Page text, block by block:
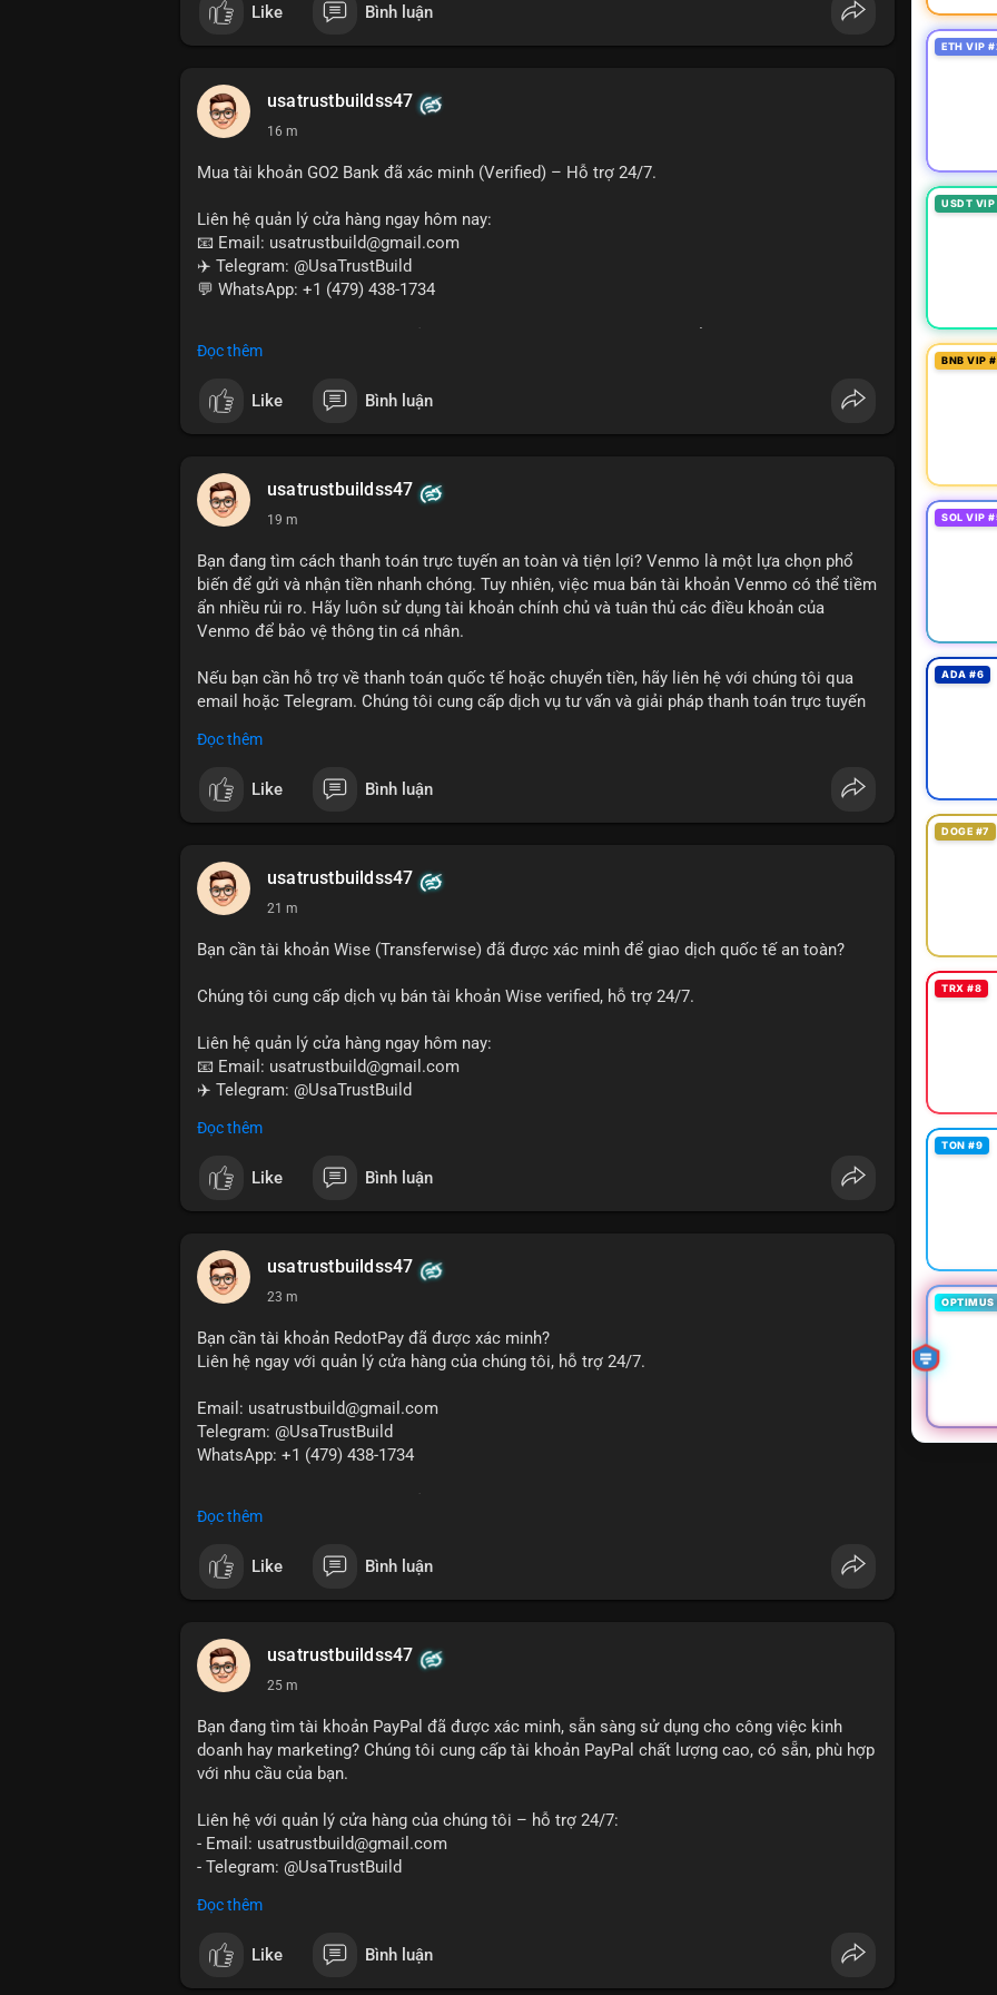
#buyverifiedwebmoneyaccounts
#cashout
#sendmoney #trustbuild
Like Bình luận
usatrustbuildss47
16 m
Mua tài khoản GO2 Bank đã xác minh (Verified) – Hỗ trợ 24/7.
Liên hệ quản lý cửa hàng ngay hôm nay:
📧 Email: usatrustbuild@gmail.com
✈️ Telegram: @UsaTrustBuild
💬 WhatsApp: +1 (479) 438-1734
và thanh toán USDT.
#buyverifiedgo2bankaccounts #marketing
#sendmoney #mobiledeposit #pay #usdt
Đọc thêm
Like Bình luận
usatrustbuildss47
19 m
Bạn đang tìm cách thanh toán trực tuyến an toàn và tiện lợi? Venmo là một lựa chọn phổ
biến để gửi và nhận tiền nhanh chóng. Tuy nhiên, việc mua bán tài khoản Venmo có thể tiềm
ẩn nhiều rủi ro. Hãy luôn sử dụng tài khoản chính chủ và tuân thủ các điều khoản của
Venmo để bảo vệ thông tin cá nhân.
Nếu bạn cần hỗ trợ về thanh toán quốc tế hoặc chuyển tiền, hãy liên hệ với chúng tôi qua
email hoặc Telegram. Chúng tôi cung cấp dịch vụ tư vấn và giải pháp thanh toán trực tuyến
Email: usatrustbuild@gmail.com
Telegram: @UsaTrustBuild
#thanhtoanonline #venmo #chuyentien
Đọc thêm
Like Bình luận
usatrustbuildss47
21 m
Bạn cần tài khoản Wise (Transferwise) đã được xác minh để giao dịch quốc tế an toàn?
Chúng tôi cung cấp dịch vụ bán tài khoản Wise verified, hỗ trợ 24/7.
Liên hệ quản lý cửa hàng ngay hôm nay:
📧 Email: usatrustbuild@gmail.com
✈️ Telegram: @UsaTrustBuild
#buyverifiedwiseaccounts #marketing #seo #smm #trendingnow #cashout #sendmoney
Đọc thêm
Like Bình luận
usatrustbuildss47
23 m
Bạn cần tài khoản RedotPay đã được xác minh?
Liên hệ ngay với quản lý cửa hàng của chúng tôi, hỗ trợ 24/7.
Email: usatrustbuild@gmail.com
Telegram: @UsaTrustBuild
WhatsApp: +1 (479) 438-1734
#buyverifiedredotpayaccount
Đọc thêm
Like Bình luận
usatrustbuildss47
25 m
Bạn đang tìm tài khoản PayPal đã được xác minh, sẵn sàng sử dụng cho công việc kinh
doanh hay marketing? Chúng tôi cung cấp tài khoản PayPal chất lượng cao, có sẵn, phù hợp
với nhu cầu của bạn.
Liên hệ với quản lý cửa hàng của chúng tôi – hỗ trợ 24/7:
- Email: usatrustbuild@gmail.com
- Telegram: @UsaTrustBuild
dịch thuận lợi. Hãy nhắn tin ngay để được tư vấn chi tiết.
Đọc thêm
Like Bình luận
ETH VIP
USDT
BNB VIP
SOL VIP
ADA #6
DOGE #7
TRX #8
TON #9
OPTIMUS